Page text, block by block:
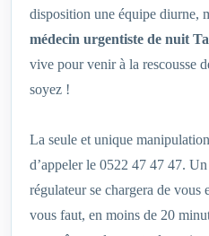
disposition une équipe diurne,
médecin urgentiste de nuit
vive pour venir à la rescousse
soyez !
La seule et unique
d’appeler le 0522 47 47 47.
régulateur se chargera de vous
vous faut, en moins de 20